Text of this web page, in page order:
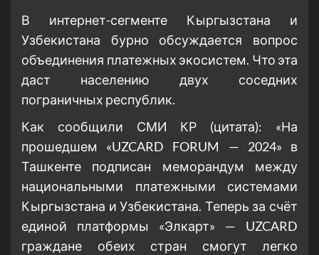
В интернет-сегменте Кыргызстана и
Узбекистана бурно обсуждается вопрос
объединения платежных экосистем. Что эта
даст населению двух соседних
пограничных республик.
Как сообщили СМИ КР (цитата): «На
прошедшем «UZCARD FORUM — 2024» в
Ташкенте подписан меморандум между
национальными платежными системами
Кыргызстана и Узбекистана. Теперь за счёт
единой платформы «Элкарт» — UZCARD
граждане обеих стран смогут легко